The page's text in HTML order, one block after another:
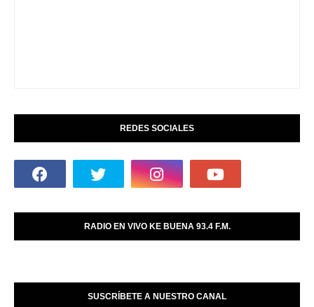
REDES SOCIALES
RADIO EN VIVO KE BUENA 93.4 F.M.
SUSCRÍBETE A NUESTRO CANAL